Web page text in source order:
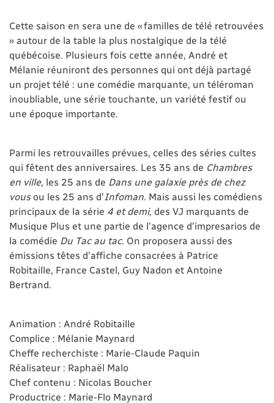
Cette saison en sera une de « familles de télé retrouvées
» autour de la table la plus nostalgique de la télé
québécoise. Plusieurs fois cette année, André et
Mélanie réuniront des personnes qui ont déjà partagé
un projet télé : une comédie marquante, un téléroman
inoubliable, une série touchante, un variété festif ou
une époque importante.
Parmi les retrouvailles prévues, celles des séries cultes
qui fêtent des anniversaires. Les 35 ans de Chambres
en ville, les 25 ans de Dans une galaxie près de chez
vous ou les 25 ans d’ Infoman. Mais aussi les comédiens
principaux de la série 4 et demi, des VJ marquants de
Musique Plus et une partie de l’agence d’impresarios de
la comédie Du Tac au tac. On proposera aussi des
émissions têtes d’affiche consacrées à Patrice
Robitaille, France Castel, Guy Nadon et Antoine
Bertrand.
Animation : André Robitaille
Complice : Mélanie Maynard
Cheffe recherchiste : Marie-Claude Paquin
Réalisateur : Raphaël Malo
Chef contenu : Nicolas Boucher
Productrice : Marie-Flo Maynard